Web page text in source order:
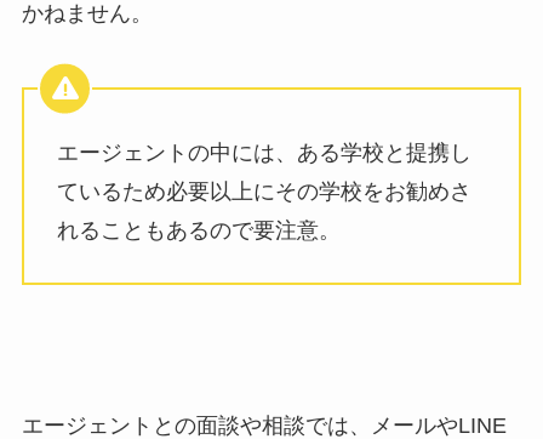
かねません。
エージェントの中には、ある学校と提携し
ているため必要以上にその学校をお勧めさ
れることもあるので要注意。
エージェントとの面談や相談では、メールやLINE